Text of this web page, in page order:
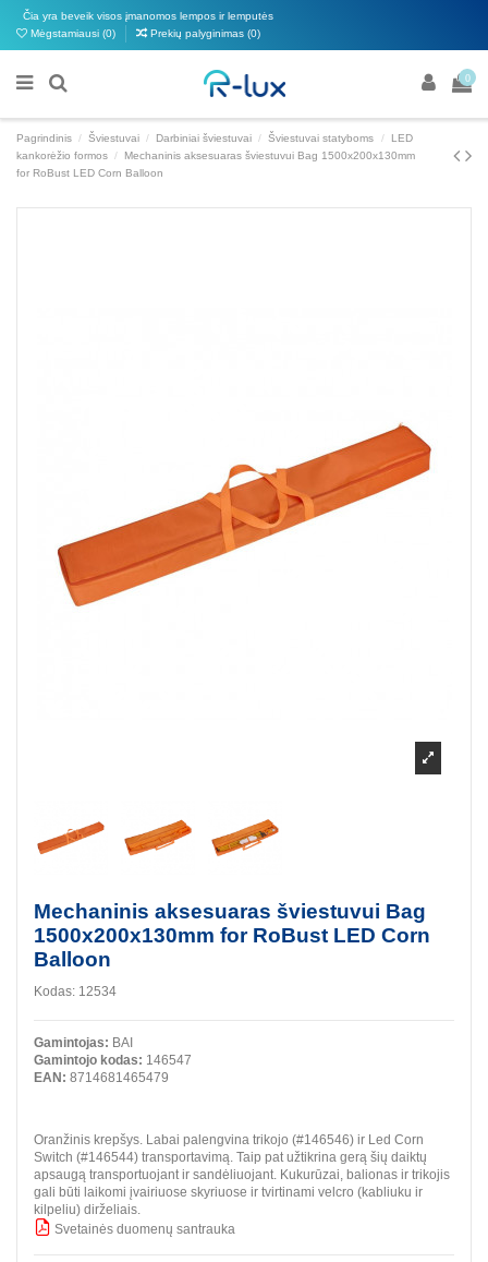
Čia yra beveik visos įmanomos lempos ir lemputės
Mėgstamiausi (0) Prekių palyginimas (0)
0
Pagrindinis Šviestuvai Darbiniai šviestuvai Šviestuvai statyboms
LED
kankorėžio formos
Mechaninis aksesuaras šviestuvui Bag 1500x200x130mm
for RoBust LED Corn Balloon
Mechaninis aksesuaras šviestuvui Bag
1500x200x130mm for RoBust LED Corn
Balloon
Kodas: 12534
Gamintojas: BAI
Gamintojo kodas: 146547
EAN: 8714681465479
Oranžinis krepšys. Labai palengvina trikojo (#146546) ir Led Corn
Switch (#146544) transportavimą. Taip pat užtikrina gerą šių daiktų
apsaugą transportuojant ir sandėliuojant. Kukurūzai, balionas ir trikojis
gali būti laikomi įvairiuose skyriuose ir tvirtinami velcro (kabliuku ir
kilpeliu) dirželiais.
Svetainės duomenų santrauka